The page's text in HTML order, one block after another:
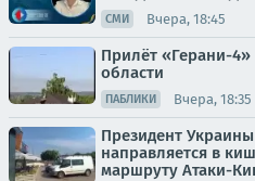
СМИ Вчера, 18:45
Прилёт «Герани-4»
области
ПАБЛИКИ Вчера, 18:35
Президент
направляется в
маршруту Атаки-